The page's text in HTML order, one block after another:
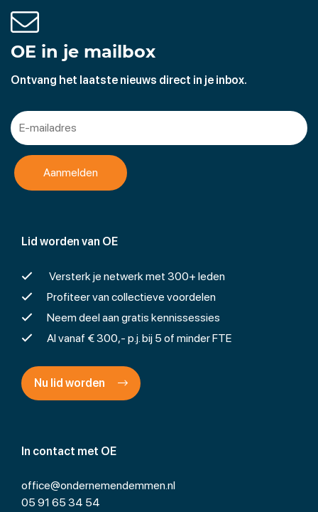
In contact met OE
office@ondernemendemmen.nl
05 91 65 34 54
Lid worden van OE
Versterk je netwerk met 300+ leden
Profiteer van collectieve voordelen
Neem deel aan gratis kennissessies
Al vanaf € 300,- p.j. bij 5 of minder FTE
Nu lid worden
OE in je mailbox
Ontvang het laatste nieuws direct in je inbox.